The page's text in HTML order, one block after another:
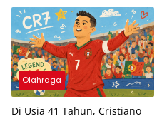
Olahraga
Di Usia 41 Tahun, Cristiano